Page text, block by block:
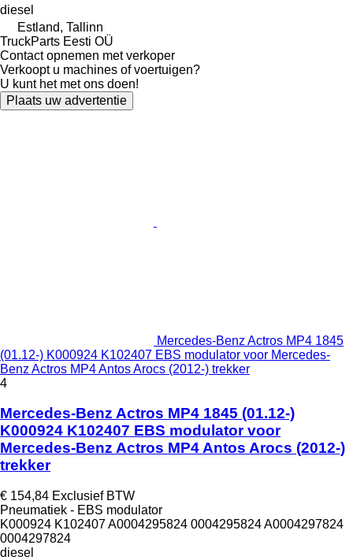
diesel
Estland, Tallinn
TruckParts Eesti OÜ
Contact opnemen met verkoper
Verkoopt u machines of voertuigen?
U kunt het met ons doen!
Plaats uw advertentie
Mercedes-Benz Actros MP4 1845
(01.12-) K000924 K102407 EBS modulator voor Mercedes-
Benz Actros MP4 Antos Arocs (2012-) trekker
4
Mercedes-Benz Actros MP4 1845 (01.12-)
K000924 K102407 EBS modulator voor
Mercedes-Benz Actros MP4 Antos Arocs (2012-)
trekker
€ 154,84 Exclusief BTW
Pneumatiek - EBS modulator
K000924 K102407 A0004295824 0004295824 A0004297824
0004297824
diesel